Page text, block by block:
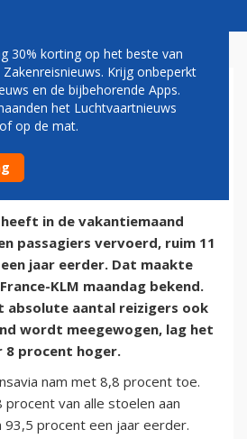
BIJ
AUGUSTUS
heeft in de vakantiemaand
passagiers vervoerd, ruim 11
jaar eerder. Dat maakte
KLM maandag bekend.
absolute aantal reizigers ook
wordt meegewogen, lag het
8 procent hoger.
nam met 8,8 procent toe.
van alle stoelen aan
procent een jaar eerder.
30% korting op het beste van
Krijg onbeperkt
en de bijbehorende Apps.
het Luchtvaartnieuws
op de mat.